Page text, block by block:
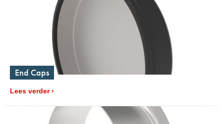
End Caps
Lees verder